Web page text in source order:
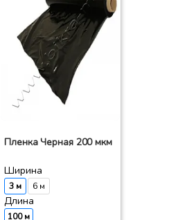
Пленка Черная 200 мкм
Ширина
3 м 6 м
Длина
100 м